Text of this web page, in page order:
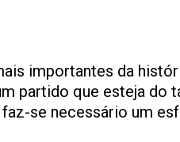
importantes da
partido que esteja do
se necessário um